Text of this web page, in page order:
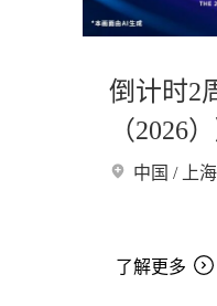
倒计时2
（2026
发布
中国 / 上海
了解更多